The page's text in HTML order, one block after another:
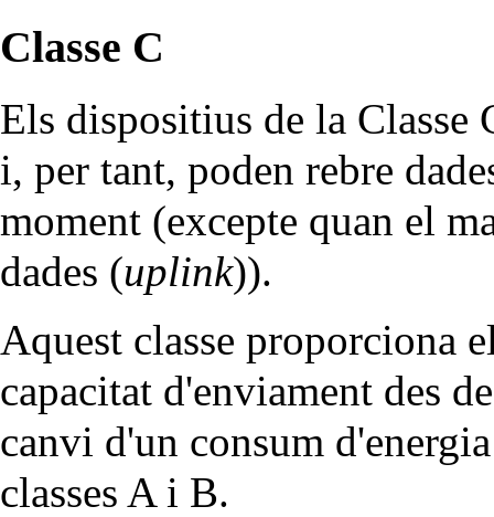
Classe C
Els dispositius de la Classe
i, per tant, poden rebre
moment (excepte quan el
dades (uplink)).
Aquest classe proporciona
capacitat d'enviament des
canvi d'un consum
classes A i B.